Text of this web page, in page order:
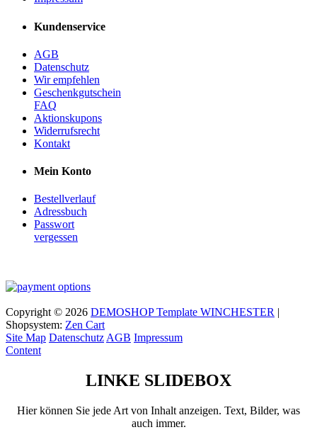
Kundenservice
AGB
Datenschutz
Wir empfehlen
Geschenkgutschein
FAQ
Aktionskupons
Widerrufsrecht
Kontakt
Mein Konto
Bestellverlauf
Adressbuch
Passwort
vergessen
Copyright © 2026 DEMOSHOP Template WINCHESTER |
Shopsystem: Zen Cart
Site Map Datenschutz AGB Impressum
Content
LINKE SLIDEBOX
Hier können Sie jede Art von Inhalt anzeigen. Text, Bilder, was
auch immer.